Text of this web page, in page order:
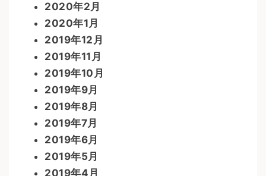
2020年2月
2020年1月
2019年12月
2019年11月
2019年10月
2019年9月
2019年8月
2019年7月
2019年6月
2019年5月
2019年4月